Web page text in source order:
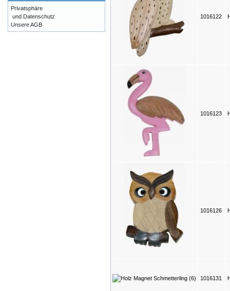
1016122
1016123
1016126
1016131
Privatsphäre
und Datenschutz
Unsere AGB